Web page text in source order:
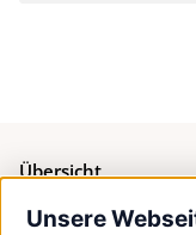
Unsere
Übersicht
Bürgerservice